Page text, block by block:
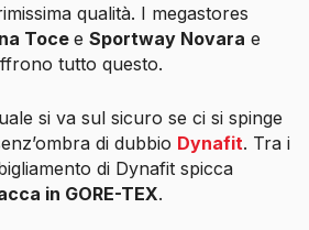
qualità. I megastores
Toce e Sportway Novara e
tutto questo.
si va sul sicuro se ci si spinge
di dubbio Dynafit. Tra i
di Dynafit spicca
in GORE-TEX.